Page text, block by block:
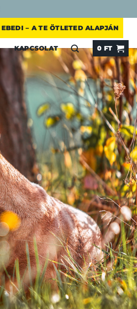
EBEDI – A TE ÖTLETED ALAPJÁN
KAPCSOLAT 0 FT